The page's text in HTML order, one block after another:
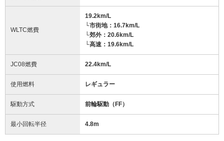
WLTC燃費
19.2km/L
└市街地：16.7km/L
└郊外：20.6km/L
└高速：19.6km/L
JC08燃費 22.4km/L
使用燃料 レギュラー
駆動方式 前輪駆動（FF）
最小回転半径 4.8m